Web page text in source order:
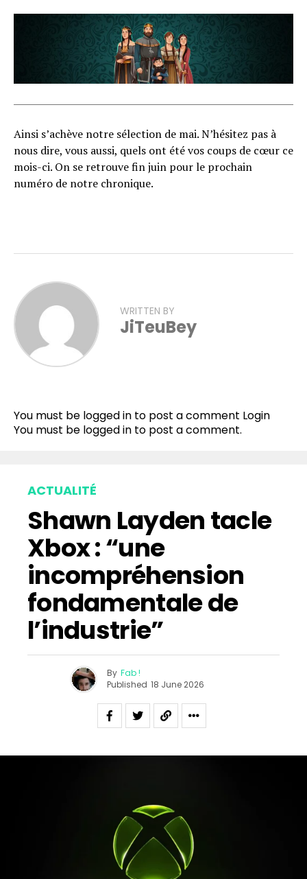
Ainsi s’achève notre sélection de mai. N’hésitez pas à
nous dire, vous aussi, quels ont été vos coups de cœur ce
mois-ci. On se retrouve fin juin pour le prochain
numéro de notre chronique.
WRITTEN BY
JiTeuBey
You must be logged in to post a comment Login
You must be logged in to post a comment.
ACTUALITÉ
Shawn Layden tacle
Xbox : “une
incompréhension
fondamentale de
l’industrie”
By Fab !
Published 18 June 2026